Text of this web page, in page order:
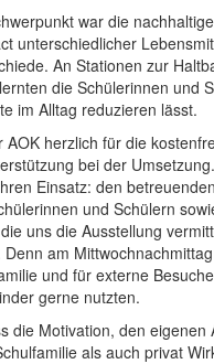
war die
unterschiedlicher
An Stationen zur
die Schülerinnen und
im Alltag reduzieren lässt.
AOK herzlich für die
bei der
Einsatz: den
und Schülern
uns die Ausstellung
am
und für externe
gerne nutzten.
die Motivation, den
als auch privat